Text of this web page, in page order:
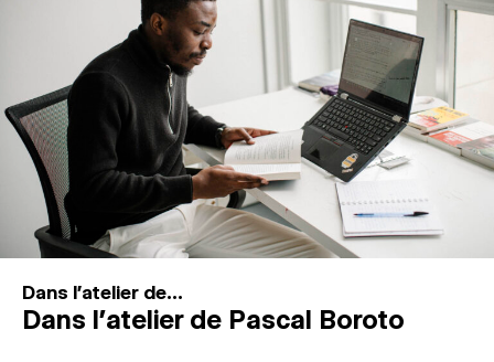
Dans l'atelier de...
Dans l’atelier de Pascal Boroto